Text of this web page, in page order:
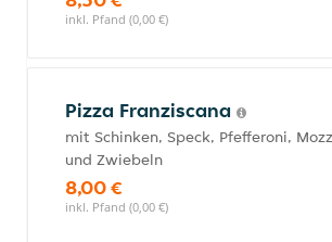
inkl. Pfand (0,00 €)
Pizza Franziscana
mit Schinken, Speck, Pfefferoni,
und Zwiebeln
8,00 €
inkl. Pfand (0,00 €)